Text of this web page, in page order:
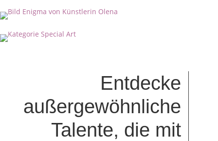
Entdecke
außergewöhnliche
Talente, die mit